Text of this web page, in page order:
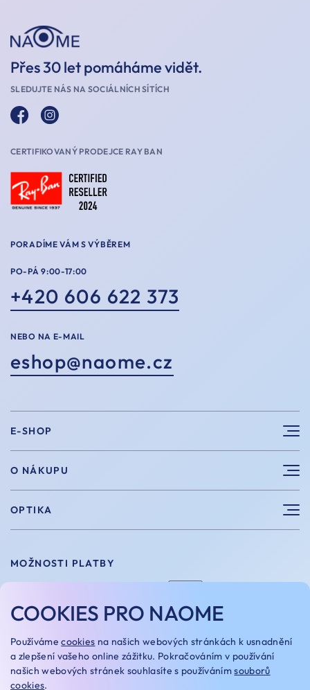
Přes 30 let pomáháme vidět.
SLEDUJTE NÁS NA SOCIÁLNÍCH SÍTÍCH
CERTIFIKOVANÝ PRODEJCE RAY BAN
PORADÍME VÁM S VÝBĚREM
PO-PÁ 9:00-17:00
+420 606 622 373
NEBO NA E-MAIL
eshop@naome.cz
E-SHOP
Sluneční brýle
Sportovní brýle
Vintage brýle
Doplňky
Dárkové poukazy
O NÁKUPU
Výhody nákupu u nás
Velikosti
Vrácení a výměna
Naome+
OPTIKA
Dioptrické brýle
O nás
Naše optiky
MOŽNOSTI PLATBY
COOKIES PRO NAOME
Používámecookies na našich webových stránkách k usnadnění
a zlepšení vašeho online zážitku. Pokračováním v používání
našich webových stránek souhlasíte s používánímsouborů
cookies.